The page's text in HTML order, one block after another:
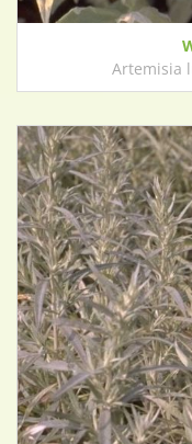
Artemisia